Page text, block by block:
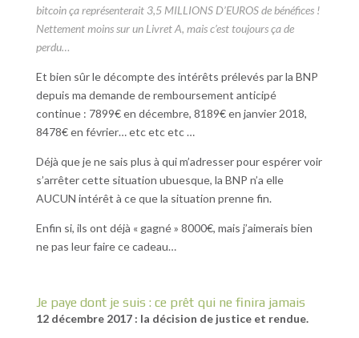
bitcoin ça représenterait 3,5 MILLIONS D’EUROS de bénéfices !
Nettement moins sur un Livret A, mais c’est toujours ça de
perdu…
Et bien sûr le décompte des intérêts prélevés par la BNP
depuis ma demande de remboursement anticipé
continue : 7899€ en décembre, 8189€ en janvier 2018,
8478€ en février… etc etc etc …
Déjà que je ne sais plus à qui m’adresser pour espérer voir
s’arrêter cette situation ubuesque, la BNP n’a elle
AUCUN intérêt à ce que la situation prenne fin.
Enfin si, ils ont déjà « gagné » 8000€, mais j’aimerais bien
ne pas leur faire ce cadeau…
Je paye dont je suis : ce prêt qui ne finira jamais
12 décembre 2017 : la décision de justice et rendue.